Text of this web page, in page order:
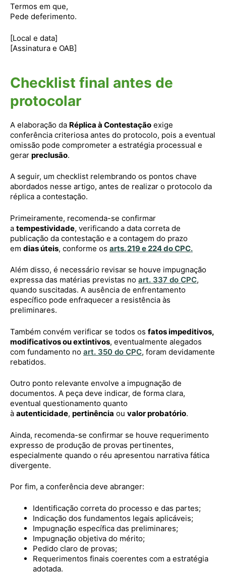
Termos em que,
Pede deferimento.
[Local e data]
[Assinatura e OAB]
Checklist final antes de
protocolar
A elaboração da Réplica à Contestação exige
conferência criteriosa antes do protocolo, pois a eventual
omissão pode comprometer a estratégia processual e
gerar preclusão.
A seguir, um checklist relembrando os pontos chave
abordados nesse artigo, antes de realizar o protocolo da
réplica a contestação.
Primeiramente, recomenda-se confirmar
a tempestividade, verificando a data correta de
publicação da contestação e a contagem do prazo
em dias úteis, conforme os arts. 219 e 224 do CPC.
Além disso, é necessário revisar se houve impugnação
expressa das matérias previstas no art. 337 do CPC,
quando suscitadas. A ausência de enfrentamento
específico pode enfraquecer a resistência às
preliminares.
Também convém verificar se todos os fatos impeditivos,
modificativos ou extintivos, eventualmente alegados
com fundamento no art. 350 do CPC, foram devidamente
rebatidos.
Outro ponto relevante envolve a impugnação de
documentos. A peça deve indicar, de forma clara,
eventual questionamento quanto
à autenticidade, pertinência ou valor probatório.
Ainda, recomenda-se confirmar se houve requerimento
expresso de produção de provas pertinentes,
especialmente quando o réu apresentou narrativa fática
divergente.
Por fim, a conferência deve abranger:
Identificação correta do processo e das partes;
Indicação dos fundamentos legais aplicáveis;
Impugnação específica das preliminares;
Impugnação objetiva do mérito;
Pedido claro de provas;
Requerimentos finais coerentes com a estratégia
adotada.